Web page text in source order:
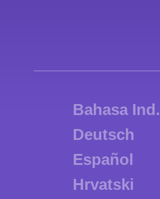
Bahasa Ind.
Deutsch
Español
Hrvatski